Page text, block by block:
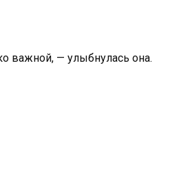
важной, — улыбнулась она.